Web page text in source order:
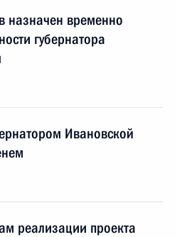
назначен временно
губернатора
Ивановской
реализации проекта